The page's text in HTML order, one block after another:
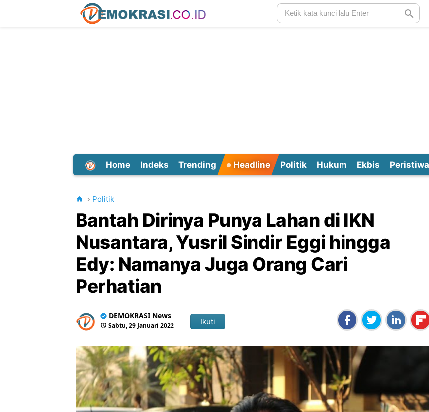
Home Indeks Trending Headline Politik Hukum Ekbis Peristiwa
Politik
Bantah Dirinya Punya Lahan di IKN
Nusantara, Yusril Sindir Eggi hingga
Edy: Namanya Juga Orang Cari
Perhatian
DEMOKRASI News
Sabtu, 29 Januari 2022 Ikuti